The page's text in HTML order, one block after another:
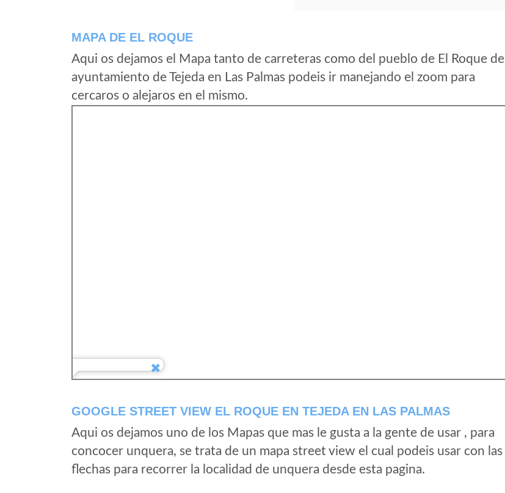
MAPA DE EL ROQUE
Aqui os dejamos el Mapa tanto de carreteras como del pueblo de El Roque del
ayuntamiento de Tejeda en Las Palmas podeis ir manejando el zoom para
cercaros o alejaros en el mismo.
GOOGLE STREET VIEW EL ROQUE EN TEJEDA EN LAS PALMAS
Aqui os dejamos uno de los Mapas que mas le gusta a la gente de usar , para
concocer unquera, se trata de un mapa street view el cual podeis usar con las
flechas para recorrer la localidad de unquera desde esta pagina.